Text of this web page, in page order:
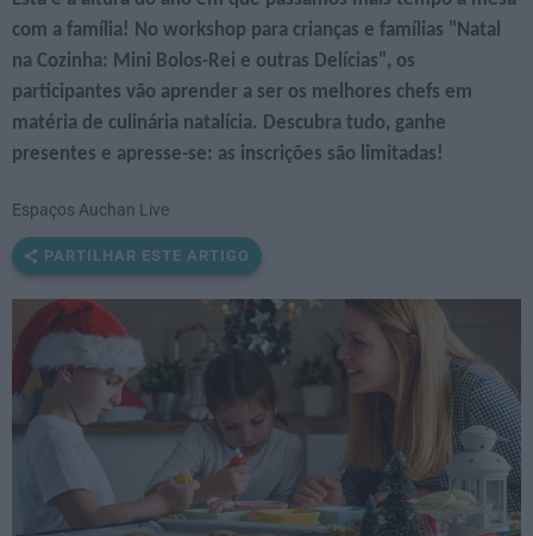
com a família! No workshop para crianças e famílias "Natal
na Cozinha: Mini Bolos-Rei e outras Delícias", os
participantes vão aprender a ser os melhores chefs em
matéria de culinária natalícia. Descubra tudo, ganhe
presentes e apresse-se: as inscrições são limitadas!
Espaços Auchan Live
PARTILHAR ESTE ARTIGO